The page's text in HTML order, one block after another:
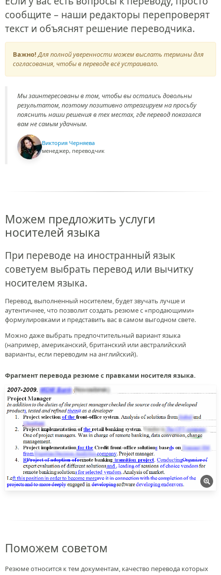
сообщите – наши редакторы перепроверят
текст и объяснят решение переводчика.
Важно!Для полной уверенности можем выслать термины для
согласования, чтобы в переводе всё устраивало.
Мы заинтересованы в том, чтобы вы остались довольны
результатом, поэтому позитивно отреагируем на просьбу
пояснить наши решения в тех местах, где перевод показался
вам не самым удачным.
Виктория Черняева
менеджер, переводчик
Можем предложить услуги
носителей языка
При переводе на иностранный язык
советуем выбрать перевод или вычитку
носителем языка.
Перевод, выполненный носителем, будет звучать лучше и
аутентичнее, что позволит создать резюме с «продающими»
формулировками и представить вас в самом выгодном свете.
Можно даже выбрать предпочтительный вариант языка
(например, американский, британский или австралийский
варианты, если переводим на английский).
Фрагмент перевода резюме с правками носителя языка.
Поможем советом
Резюме относится к тем документам, качество перевода которых